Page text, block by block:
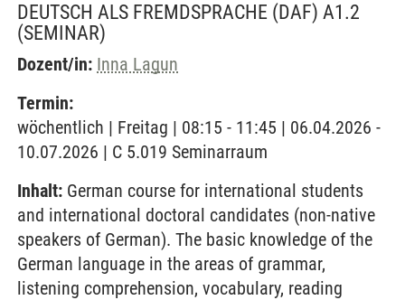
DEUTSCH ALS FREMDSPRACHE (DAF) A1.2
(SEMINAR)
Dozent/in: Inna Lagun
Termin:
wöchentlich | Freitag | 08:15 - 11:45 | 06.04.2026 -
10.07.2026 | C 5.019 Seminarraum
Inhalt: German course for international students
and international doctoral candidates (non-native
speakers of German). The basic knowledge of the
German language in the areas of grammar,
listening comprehension, vocabulary, reading